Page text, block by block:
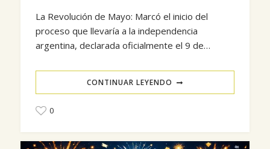
La Revolución de Mayo: Marcó el inicio del
proceso que llevaría a la independencia
argentina, declarada oficialmente el 9 de…
CONTINUAR LEYENDO
0